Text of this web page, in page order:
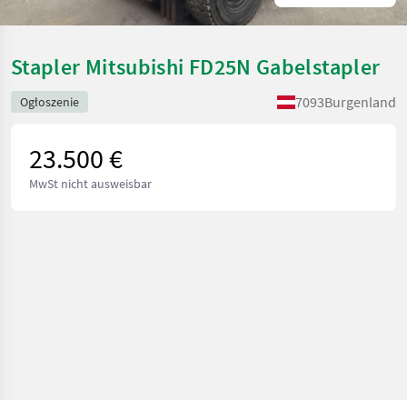
Stapler Mitsubishi FD25N Gabelstapler
Ogłoszenie 7093Burgenland
23.500 €
MwSt nicht ausweisbar